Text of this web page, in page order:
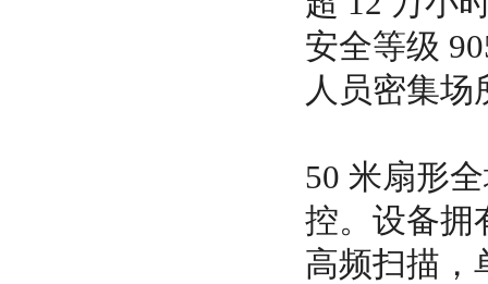
安全等级
人员密集场
50 米扇形
控。设备拥
高频扫描，